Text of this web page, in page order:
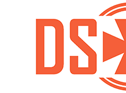
hovedindhold